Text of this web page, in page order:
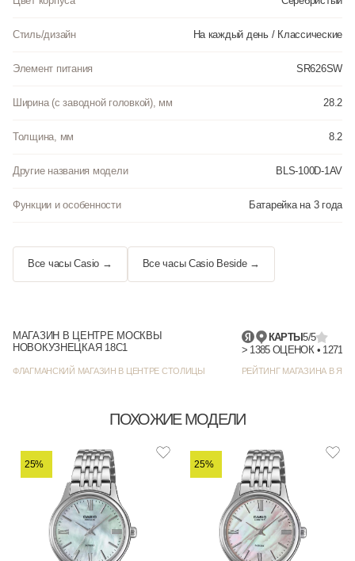
Стиль/дизайн На каждый день / Классические
Элемент питания SR626SW
Ширина (с заводной головкой), мм 28.2
Толщина, мм 8.2
Другие названия модели BLS-100D-1AV
Функции и особенности Батарейка на 3 года
Все часы Casio → Все часы Casio Beside →
МАГАЗИН В ЦЕНТРЕ МОСКВЫ
НОВОКУЗНЕЦКАЯ 18С1
ФЛАГМАНСКИЙ МАГАЗИН В ЦЕНТРЕ СТОЛИЦЫ
КАРТЫ5/5
РЕЙТИНГ МАГАЗИНА В
ПОХОЖИЕ МОДЕЛИ
25% 25%